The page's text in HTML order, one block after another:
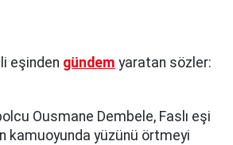
eşinden gündem yaratan sözler:
Ousmane Dembele, Faslı eşi
kamuoyunda yüzünü örtmeyi